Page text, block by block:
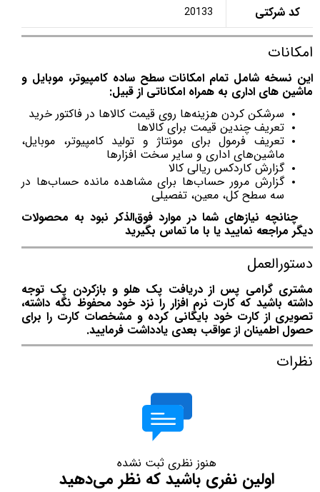
کد شرکتی 20133
امکانات
این نسخه شامل تمام امكانات سطح ساده کامپیوتر، موبایل و
ماشین های اداری به همراه امكاناتی از قبیل:
سرشکن کردن هزینه‌ها روی قیمت کالاها در فاکتور خرید
تعریف چندین قیمت برای کالاها
تعریف فرمول برای مونتاژ و تولید کامپیوتر، موبایل،
ماشین‌های اداری و سایر سخت افزار‌ها
گزارش کاردکس ریالی کالا
گزارش مرور حساب‌ها برای مشاهده مانده حساب‌ها در
سه سطح کل، معین، تفصیلی
چنانچه نیازهای شما در موارد فوق‌الذکر نبود به محصولات
دیگر مراجعه نمایید یا با ما تماس بگیرید
دستورالعمل
مشتری گرامی پس از دریافت پک هلو و بازکردن پک توجه
داشته باشید که کارت نرم افزار را نزد خود محفوظ نگه داشته،
تصویری از کارت خود بایگانی کرده و مشخصات کارت را برای
حصول اطمینان از عواقب بعدی یادداشت فرمایید.
نظرات
هنوز نظری ثبت نشده
اولین نفری باشید که نظر می‌دهید